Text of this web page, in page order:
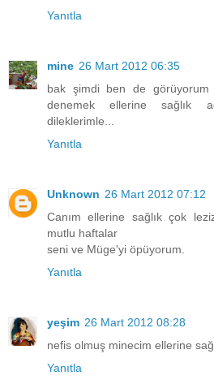
Yanıtla
mine 26 Mart 2012 06:35
bak şimdi ben de görüyorum
denemek ellerine sağlık
dileklerimle...
Yanıtla
Unknown 26 Mart 2012 07:12
Canım ellerine sağlık çok
mutlu haftalar
seni ve Müge'yi öpüyorum.
Yanıtla
yeşim 26 Mart 2012 08:28
nefis olmuş minecim ellerine
Yanıtla